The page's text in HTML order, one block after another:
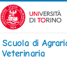
Vai al contenuto
Scuola di
Veterinaria